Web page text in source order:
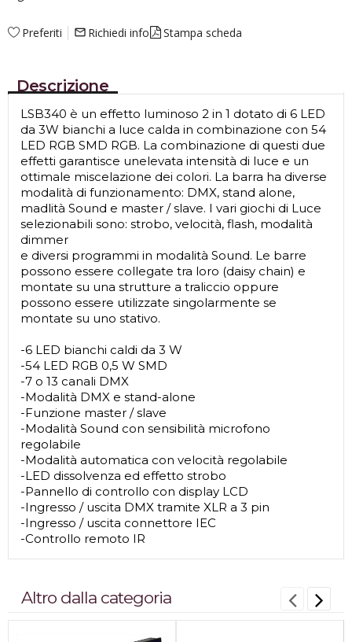
Preferiti mail_outline Richiedi info Stampa scheda
Descrizione
LSB340 è un effetto luminoso 2 in 1 dotato di 6 LED
da 3W bianchi a luce calda in combinazione con 54
LED RGB SMD RGB. La combinazione di questi due
effetti garantisce unelevata intensità di luce e un
ottimale miscelazione dei colori. La barra ha diverse
modalità di funzionamento: DMX, stand alone,
madlità Sound e master / slave. I vari giochi di Luce
selezionabili sono: strobo, velocità, flash, modalità
dimmer
e diversi programmi in modalità Sound. Le barre
possono essere collegate tra loro (daisy chain) e
montate su una strutture a traliccio oppure
possono essere utilizzate singolarmente se
montate su uno stativo.
-6 LED bianchi caldi da 3 W
-54 LED RGB 0,5 W SMD
-7 o 13 canali DMX
-Modalità DMX e stand-alone
-Funzione master / slave
-Modalità Sound con sensibilità microfono
regolabile
-Modalità automatica con velocità regolabile
-LED dissolvenza ed effetto strobo
-Pannello di controllo con display LCD
-Ingresso / uscita DMX tramite XLR a 3 pin
-Ingresso / uscita connettore IEC
-Controllo remoto IR
Altro dalla categoria